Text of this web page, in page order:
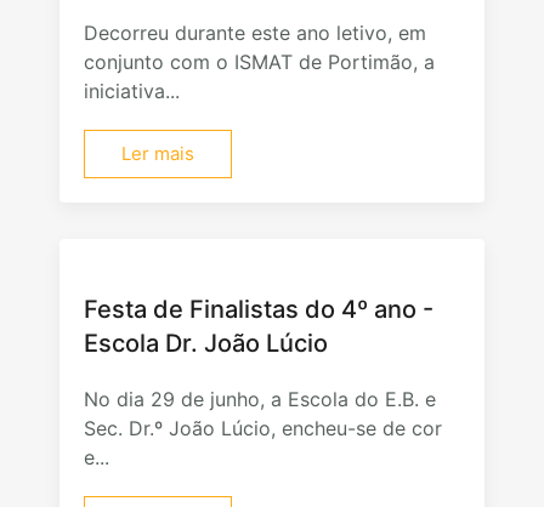
Decorreu durante este ano letivo, em
conjunto com o ISMAT de Portimão, a
iniciativa...
Ler mais
Festa de Finalistas do 4º ano -
Escola Dr. João Lúcio
No dia 29 de junho, a Escola do E.B. e
Sec. Dr.º João Lúcio, encheu-se de cor
e...